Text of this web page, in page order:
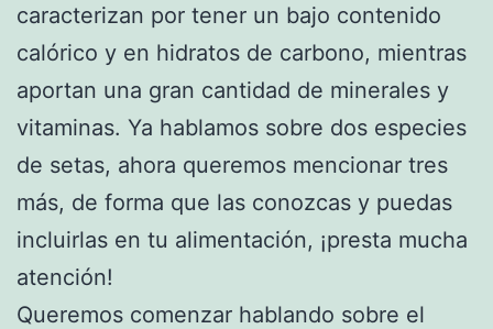
caracterizan por tener un bajo contenido
calórico y en hidratos de carbono, mientras
aportan una gran cantidad de minerales y
vitaminas. Ya hablamos sobre dos especies
de setas, ahora queremos mencionar tres
más, de forma que las conozcas y puedas
incluirlas en tu alimentación, ¡presta mucha
atención!
Queremos comenzar hablando sobre el